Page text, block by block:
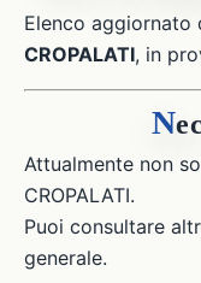
Elenco
CROPALATI, in
N
Attualmente non
CROPALATI.
Puoi consultare
generale.